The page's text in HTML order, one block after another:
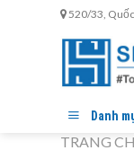
520/33,
Danh
TRANG